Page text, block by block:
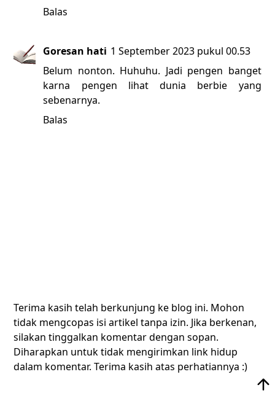
Balas
Goresan hati 1 September 2023 pukul 00.53
Belum nonton. Huhuhu. Jadi pengen banget
karna pengen lihat dunia berbie yang
sebenarnya.
Balas
Terima kasih telah berkunjung ke blog ini. Mohon
tidak mengcopas isi artikel tanpa izin. Jika berkenan,
silakan tinggalkan komentar dengan sopan.
Diharapkan untuk tidak mengirimkan link hidup
dalam komentar. Terima kasih atas perhatiannya :)